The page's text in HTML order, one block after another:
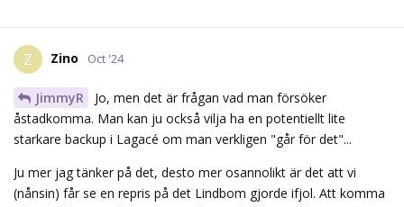
Z Zino Oct '24
JimmyR
Jo, men det är frågan vad man försöker
åstadkomma. Man kan ju också vilja ha en potentiellt lite
starkare backup i Lagacé om man verkligen "går för det"...
Ju mer jag tänker på det, desto mer osannolikt är det att vi
(nånsin) får se en repris på det Lindbom gjorde ifjol. Att komma